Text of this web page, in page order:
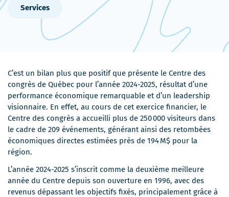
Services
C’est un bilan plus que positif que présente le Centre des
congrès de Québec pour l’année 2024-2025, résultat d’une
performance économique remarquable et d’un leadership
visionnaire. En effet, au cours de cet exercice financier, le
Centre des congrès a accueilli plus de 250 000 visiteurs dans
le cadre de 209 événements, générant ainsi des retombées
économiques directes estimées près de 194 M$ pour la
région.
L’année 2024-2025 s’inscrit comme la deuxième meilleure
année du Centre depuis son ouverture en 1996, avec des
revenus dépassant les objectifs fixés, principalement grâce à